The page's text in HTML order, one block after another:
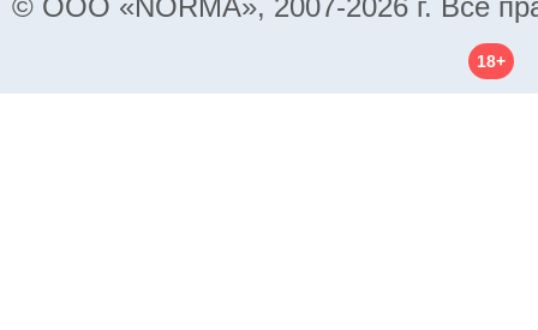
© ООО «NORMA», 2007-2026 г. Все
18+